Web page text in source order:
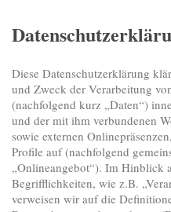
Diese Datenschutzerklärung
und Zweck der Verarbeitung
(nachfolgend kurz „Daten“)
und der mit ihm verbundenen
sowie externen
Profile auf (nachfolgend
„Onlineangebot“). Im Hinblick
Begrifflichkeiten, wie z.B.
verweisen wir auf die